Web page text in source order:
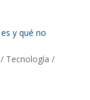
y qué no
Tecnología /